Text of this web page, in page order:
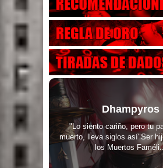
Dhampyros
"Lo siento cariño, pero tu
muerto, lleva siglos así"Ser
los Muertos